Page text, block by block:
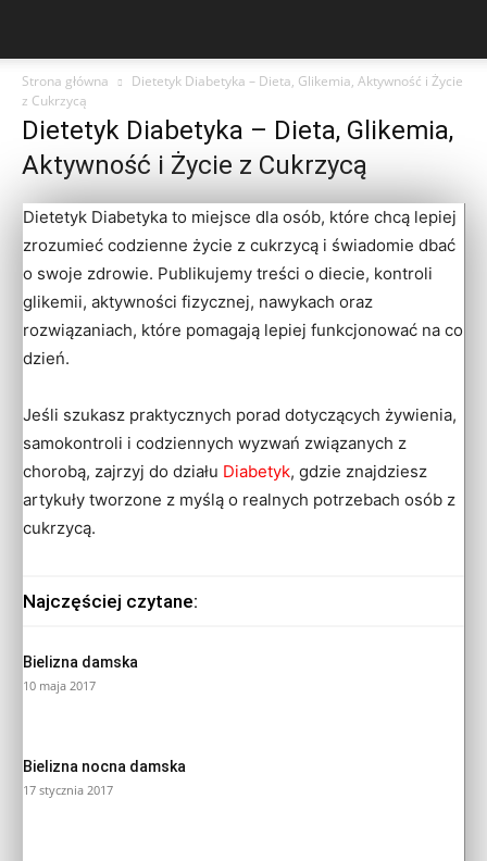
Strona główna
Dietetyk Diabetyka – Dieta, Glikemia, Aktywność i Życie
z Cukrzycą
Dietetyk Diabetyka – Dieta, Glikemia,
Aktywność i Życie z Cukrzycą
Dietetyk Diabetyka to miejsce dla osób, które chcą lepiej
zrozumieć codzienne życie z cukrzycą i świadomie dbać
o swoje zdrowie. Publikujemy treści o diecie, kontroli
glikemii, aktywności fizycznej, nawykach oraz
rozwiązaniach, które pomagają lepiej funkcjonować na co
dzień.
Jeśli szukasz praktycznych porad dotyczących żywienia,
samokontroli i codziennych wyzwań związanych z
chorobą, zajrzyj do działu Diabetyk, gdzie znajdziesz
artykuły tworzone z myślą o realnych potrzebach osób z
cukrzycą.
Najczęściej czytane:
Bielizna damska
10 maja 2017
Bielizna nocna damska
17 stycznia 2017